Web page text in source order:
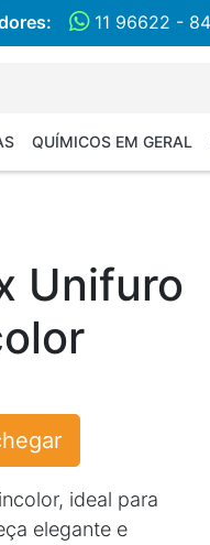
11 96622 -
QUÍMICOS EM GERAL
Unifuro
ideal para
elegante e